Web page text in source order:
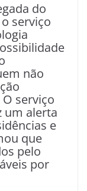
do
serviço
não
serviço
um alerta
e
que
pelo
por